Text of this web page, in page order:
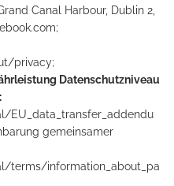
Canal Harbour, Dublin 2,
;
privacy;
Datenschutzniveau
EU_data_transfer_addendu
gemeinsamer
terms/information_about_pa